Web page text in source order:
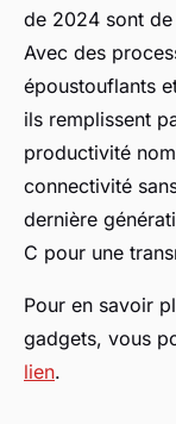
de 2024 sont
Avec des
époustouflants
ils remplissent
productivité
connectivité
dernière
C pour une
Pour en savoir
gadgets, vous
lien.